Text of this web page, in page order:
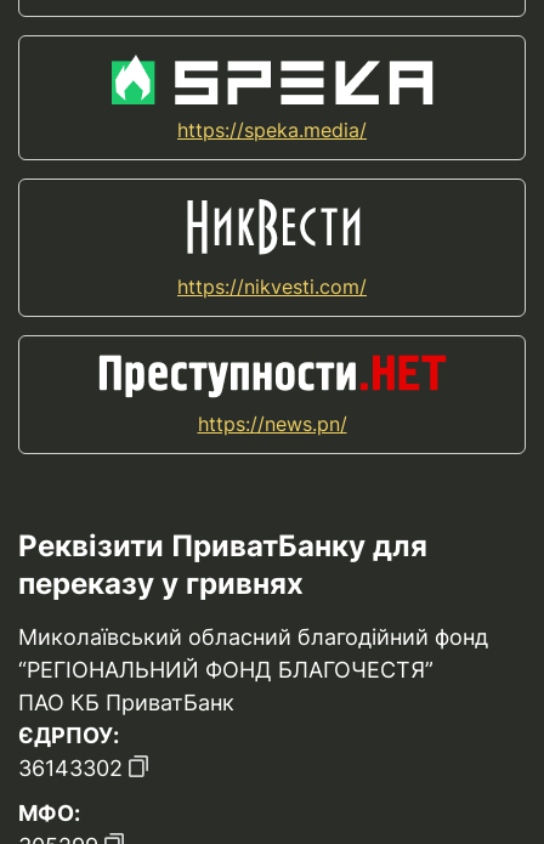
https://speka.media/
https://nikvesti.com/
https://news.pn/
Реквізити ПриватБанку для
переказу у гривнях
Миколаївський обласний благодійний фонд
“РЕГІОНАЛЬНИЙ ФОНД БЛАГОЧЕСТЯ”
ПАО КБ ПриватБанк
ЄДРПОУ:
36143302
МФО: